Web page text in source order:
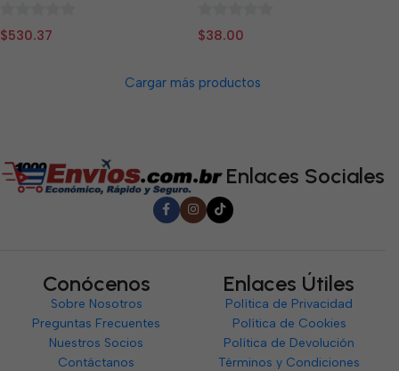
0
$530.37
0
$38.00
Cargar más productos
Enlaces Sociales
Conócenos
Sobre Nosotros
Preguntas Frecuentes
Nuestros Socios
Contáctanos
Enlaces Útiles
Política de Privacidad
Política de Cookies
Política de Devolución
Términos y Condiciones